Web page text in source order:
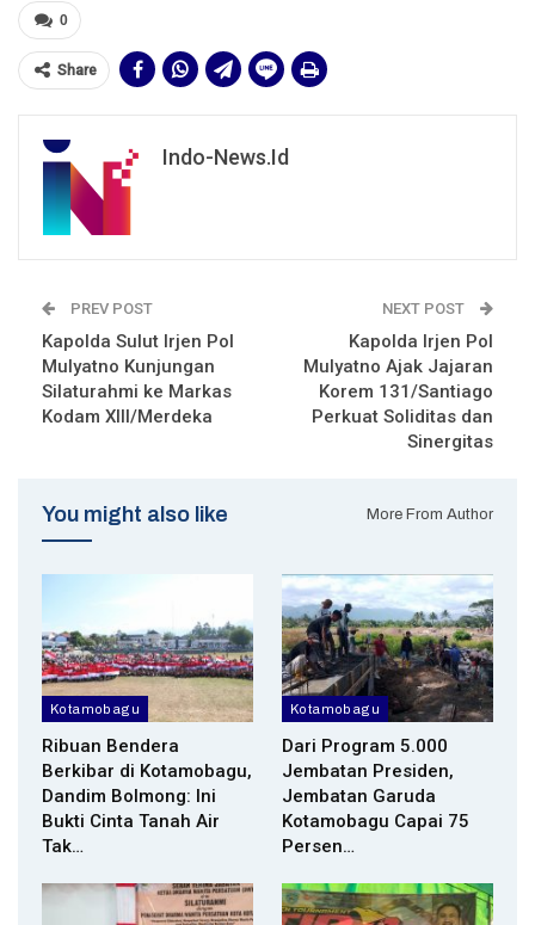
0
Share
Indo-News.id
PREV POST
Kapolda Sulut Irjen Pol
Mulyatno Kunjungan
Silaturahmi ke Markas
Kodam XIII/Merdeka
NEXT POST
Kapolda Irjen Pol
Mulyatno Ajak Jajaran
Korem 131/Santiago
Perkuat Soliditas dan
Sinergitas
You might also like More From Author
Kotamobagu
Ribuan Bendera
Berkibar di Kotamobagu,
Dandim Bolmong: Ini
Bukti Cinta Tanah Air
Tak…
Kotamobagu
Dari Program 5.000
Jembatan Presiden,
Jembatan Garuda
Kotamobagu Capai 75
Persen…